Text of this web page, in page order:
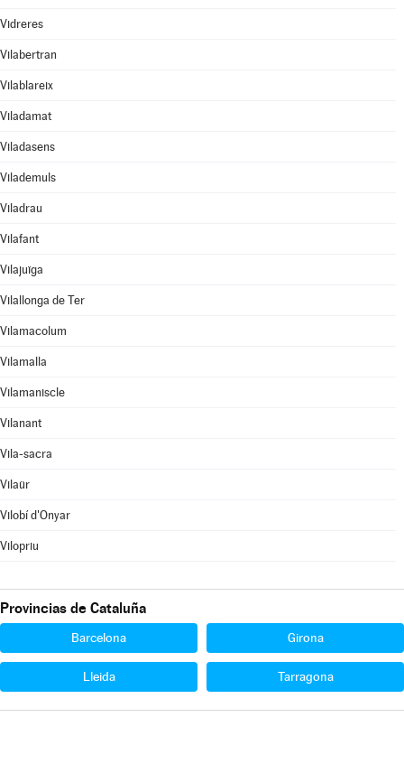
Vidreres
Vilabertran
Vilablareix
Viladamat
Viladasens
Vilademuls
Viladrau
Vilafant
Vilajuïga
Vilallonga de Ter
Vilamacolum
Vilamalla
Vilamaniscle
Vilanant
Vila-sacra
Vilaür
Vilobí d'Onyar
Vilopriu
Provincias de Cataluña
Barcelona Girona
Lleida Tarragona